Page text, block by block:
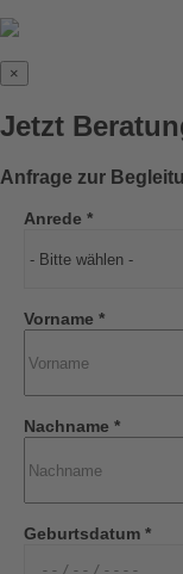
×
Jetzt
Anfrage zur
Anrede *
Vorname *
Nachname *
Geburtsdatum *